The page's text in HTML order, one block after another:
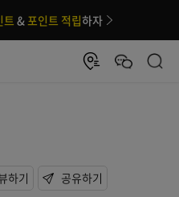
트 &포인트 적립하자
하기 공유하기